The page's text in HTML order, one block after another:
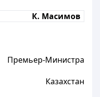
К. Масимов
Премьер-Министра
Казахстан